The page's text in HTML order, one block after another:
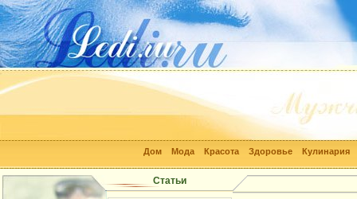
Дом Мода Красота Здоровье Кулинария
Статьи